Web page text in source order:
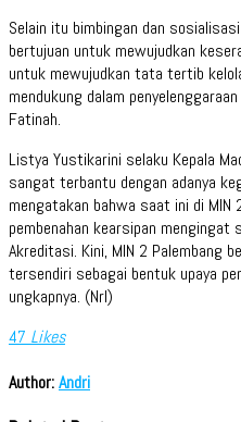
Selain itu bimbingan dan
bertujuan untuk mewujudkan
untuk mewujudkan tata tertib
mendukung dalam
Fatinah.
Listya Yustikarini selaku Kepala
sangat terbantu dengan adanya
mengatakan bahwa saat ini di MIN
pembenahan kearsipan mengingat
Akreditasi. Kini, MIN 2 Palembang
tersendiri sebagai bentuk upaya
ungkapnya. (Nrl)
47 Likes
Author:Andri